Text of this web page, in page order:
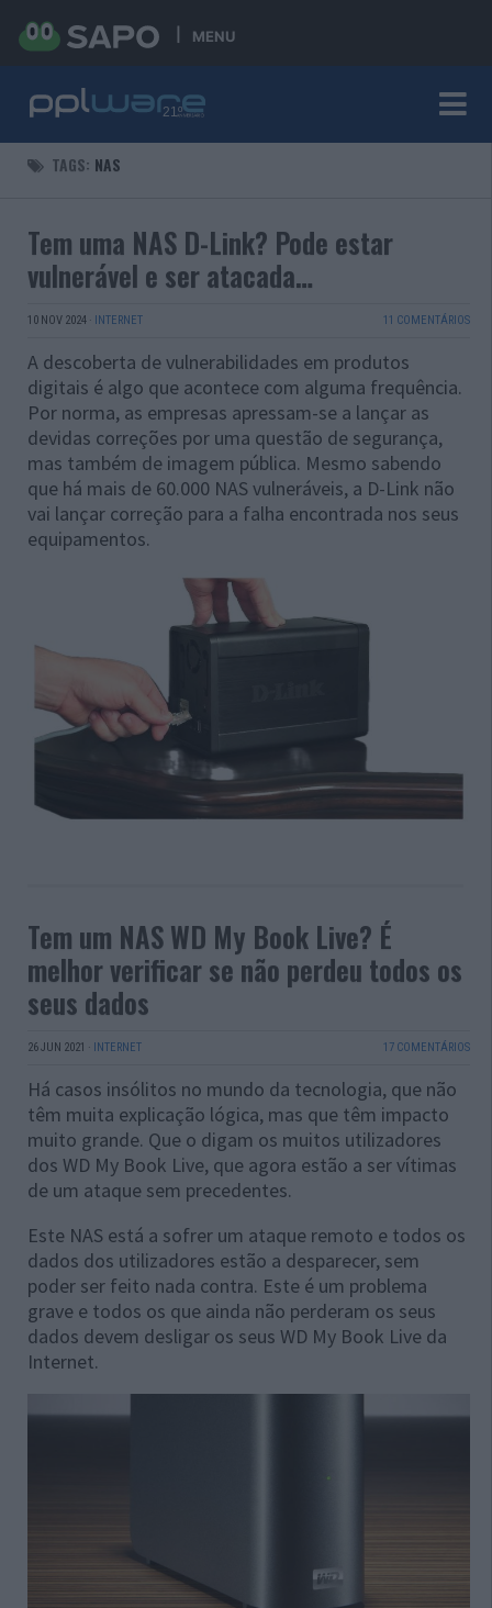
MENU
TAGS: NAS
Tem uma NAS D-Link? Pode estar
vulnerável e ser atacada…
10 NOV 2024 · INTERNET 11 COMENTÁRIOS
A descoberta de vulnerabilidades em produtos
digitais é algo que acontece com alguma frequência.
Por norma, as empresas apressam-se a lançar as
devidas correções por uma questão de segurança,
mas também de imagem pública. Mesmo sabendo
que há mais de 60.000 NAS vulneráveis, a D-Link não
vai lançar correção para a falha encontrada nos seus
equipamentos.
Tem um NAS WD My Book Live? É
melhor verificar se não perdeu todos os
seus dados
26 JUN 2021 · INTERNET 17 COMENTÁRIOS
Há casos insólitos no mundo da tecnologia, que não
têm muita explicação lógica, mas que têm impacto
muito grande. Que o digam os muitos utilizadores
dos WD My Book Live, que agora estão a ser vítimas
de um ataque sem precedentes.
Este NAS está a sofrer um ataque remoto e todos os
dados dos utilizadores estão a desparecer, sem
poder ser feito nada contra. Este é um problema
grave e todos os que ainda não perderam os seus
dados devem desligar os seus WD My Book Live da
Internet.